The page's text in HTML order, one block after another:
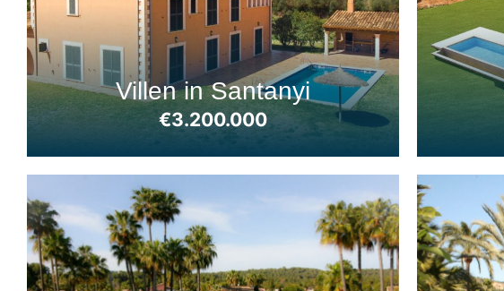
Villen in Santanyi
€3.200.000